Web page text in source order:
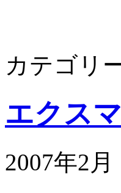
カテゴリ
エクス
2007年2月